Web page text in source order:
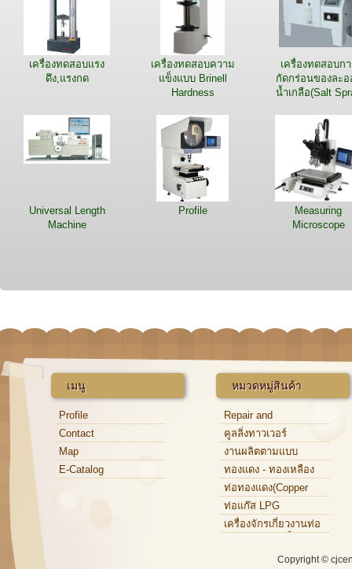
เครื่องทดสอบแรง
ดึง,แรงกด
เครื่องทดสอบความ
แข็งแบบ Brinell
Hardness
เครื่องทดสอบก
กัดกร่อนของละอ
น้ำเกลือ(Salt
Universal Length
Machine
Profile
Measuring
Microscope
เมนู
Profile
Contact
Map
E-Catalog
หมวดหมู่สินค้า
Repair and
Maintenance
คูลลิ่งทาวเวอร์
งานผลิตตามแบบ
ทองแดง - ทองเหลือง
ท่อทองแดง(Copper
Tube)
ท่อแก๊ส LPG
เครื่องจักรเกี่ยวงานท่อ
Copyright ©